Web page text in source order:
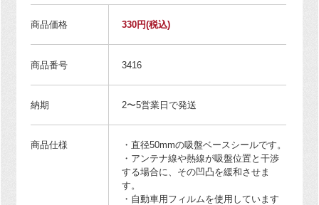
商品価格 330円(税込)
商品番号 3416
納期 2〜5営業日で発送
商品仕様
・直径50mmの吸盤ベースシールです。
・アンテナ線や熱線が吸盤位置と干渉
する場合に、その凹凸を緩和させま
す。
・自動車用フィルムを使用しています